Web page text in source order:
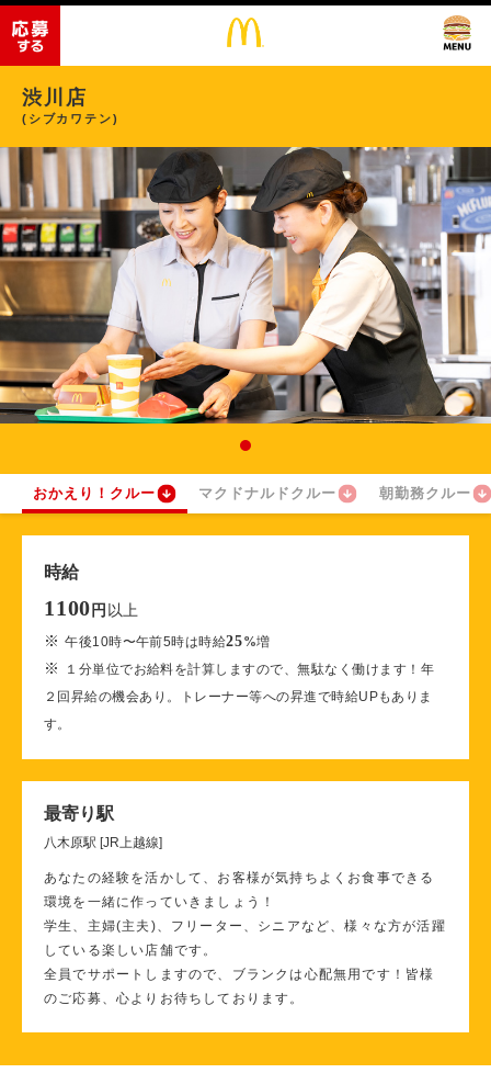
渋川店
(シブカワテン)
おかえり！クルー マクドナルドクルー 朝勤務クルー
時給
1100 円 以上
※午後10時〜午前5時は時給25%増
※
１分単位でお給料を計算しますので、無駄なく働けます！年
２回昇給の機会あり。トレーナー等への昇進で時給UPもありま
す。
最寄り駅
八木原駅 [JR上越線]
あなたの経験を活かして、お客様が気持ちよくお食事できる
環境を一緒に作っていきましょう！
学生、主婦(主夫)、フリーター、シニアなど、様々な方が活躍
している楽しい店舗です。
全員でサポートしますので、ブランクは心配無用です！皆様
のご応募、心よりお待ちしております。